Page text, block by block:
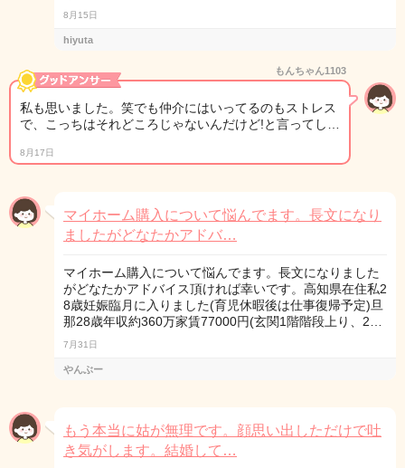
8月15日
hiyuta
もんちゃん1103
私も思いました。笑でも仲介にはいってるのもストレス
で、こっちはそれどころじゃないんだけど!と言ってし…
8月17日
マイホーム購入について悩んでます。長文になり
ましたがどなたかアドバ…
マイホーム購入について悩んでます。長文になりました
がどなたかアドバイス頂ければ幸いです。高知県在住私2
8歳妊娠臨月に入りました(育児休暇後は仕事復帰予定)旦
那28歳年収約360万家賃77000円(玄関1階階段上り、2…
7月31日
やんぶー
もう本当に姑が無理です。顔思い出しただけで吐
き気がします。結婚して…